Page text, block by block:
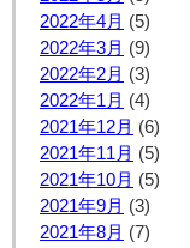
2022年4月 (5)
2022年3月 (9)
2022年2月 (3)
2022年1月 (4)
2021年12月 (6)
2021年11月 (5)
2021年10月 (5)
2021年9月 (3)
2021年8月 (7)